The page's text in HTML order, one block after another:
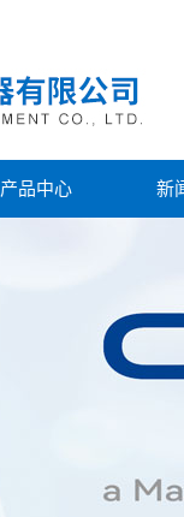
产品中心 新